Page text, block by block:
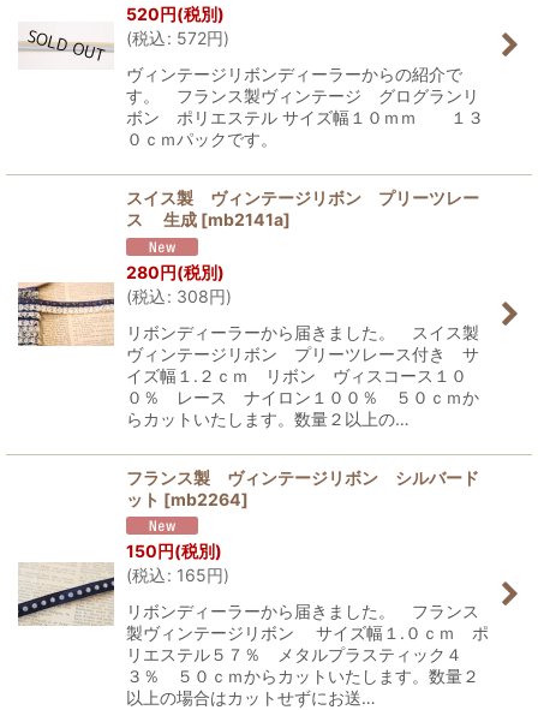
520円(税別)
(税込: 572円)
ヴィンテージリボンディーラーからの紹介で
す。 フランス製ヴィンテージ グログランリ
ボン ポリエステル サイズ幅１０ｍｍ １３
０ｃｍパックです。
スイス製 ヴィンテージリボン プリーツレー
ス 生成 [mb2141a]
280円(税別)
(税込: 308円)
リボンディーラーから届きました。 スイス製
ヴィンテージリボン プリーツレース付き サ
イズ幅１.２ｃｍ リボン ヴィスコース１０
０％ レース ナイロン１００％ ５０ｃｍか
らカットいたします。数量２以上の…
フランス製 ヴィンテージリボン シルバード
ット [mb2264]
150 円(税別)
(税込: 165円)
リボンディーラーから届きました。 フランス
製ヴィンテージリボン サイズ幅１.０ｃｍ ポ
リエステル５７％ メタルプラスティック４
３％ ５０ｃｍからカットいたします。数量２
以上の場合はカットせずにお送…